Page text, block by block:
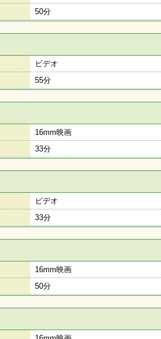
50分
ビデオ
55分
16mm映画
33分
ビデオ
33分
16mm映画
50分